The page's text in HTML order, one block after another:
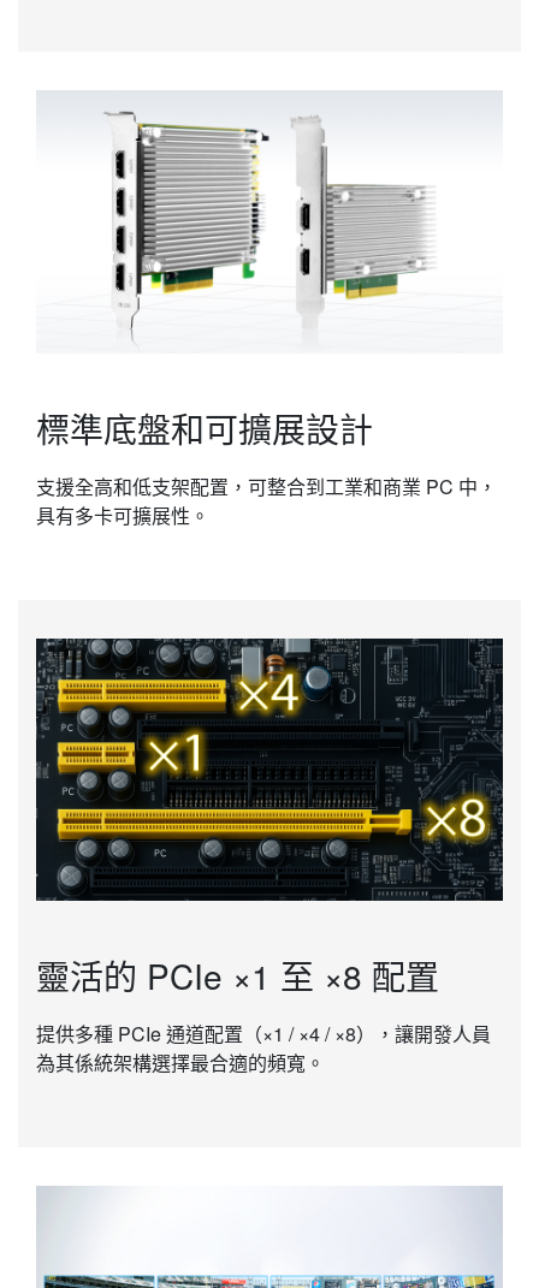
標準底盤和可擴展設計
支援全高和低支架配置，可整合到工業和商業 PC 中，
具有多卡可擴展性。
靈活的 PCIe ×1 至 ×8 配置
提供多種 PCIe 通道配置（×1 / ×4 / ×8），讓開發人員
為其係統架構選擇最合適的頻寬。